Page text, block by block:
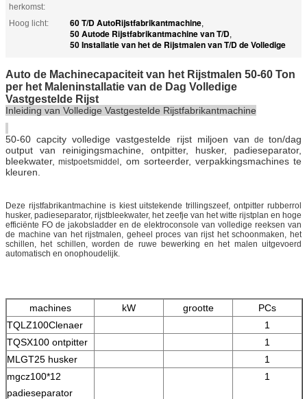
herkomst:
Hoog licht: 60 T/D AutoRijstfabrikantmachine,
50 Autode Rijstfabrikantmachine van T/D,
50 Installatie van het de Rijstmalen van T/D de Volledige
Auto de Machinecapaciteit van het Rijstmalen 50-60 Ton
per het Maleninstallatie van de Dag Volledige
Vastgestelde Rijst
Inleiding van Volledige Vastgestelde Rijstfabrikantmachine
50-60 capcity volledige vastgestelde rijst miljoen van de ton/dag
output van reinigingsmachine, ontpitter, husker, padieseparator,
bleekwater, mistpoetsmiddel
, om sorteerder, verpakkingsmachines te
kleuren.
Deze rijstfabrikantmachine is kiest uitstekende trillingszeef, ontpitter rubberrol
husker, padieseparator, rijstbleekwater, het zeefje van het witte rijstplan en hoge
efficiënte FO de jakobsladder en de elektroconsole van volledige reeksen van
de machine van het rijstmalen, geheel proces van rijst het schoonmaken, het
schillen, het schillen, worden de ruwe bewerking en het malen uitgevoerd
automatisch en onophoudelijk.
machines kW grootte
PCs
TQLZ100Clenaer
1
TQSX100 ontpitter
1
MLGT25 husker
1
mgcz100*12
padieseparator
1